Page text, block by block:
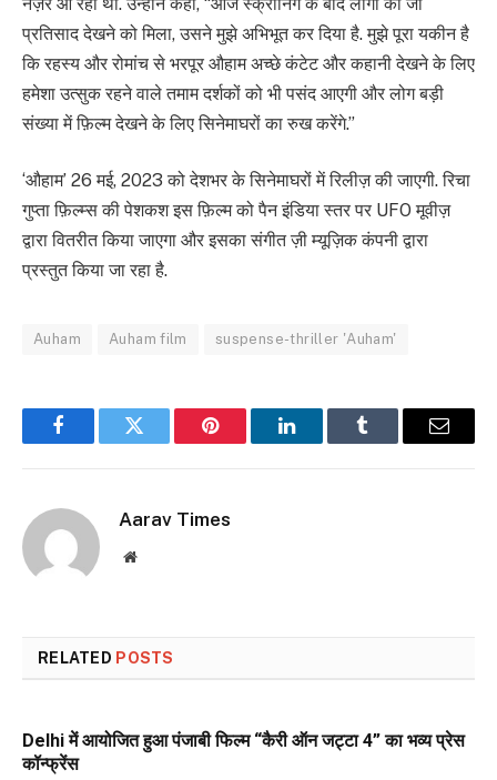
प्रतिसाद देखने‌ को मिला, उसने मुझे अभिभूत कर दिया है. मुझे पूरा यकीन है
कि रहस्य और रोमांच से भरपूर औहाम अच्छे कंटेट और कहानी देखने‌ के लिए
हमेशा उत्सुक रहने वाले तमाम दर्शकों को भी पसंद आएगी और लोग बड़ी
संख्या में फ़िल्म देखने के लिए सिनेमाघरों का रुख करेंगे.”
‘औहाम’ 26 मई, 2023 को देशभर के सिनेमाघरों में रिलीज़ की जाएगी. रिचा
गुप्ता फ़िल्म्स की पेशकश इस फ़िल्म को पैन इंडिया स्तर पर UFO मूवीज़
द्वारा वितरीत किया जाएगा और इसका संगीत ज़ी म्यूज़िक कंपनी द्वारा
प्रस्तुत किया जा रहा है.
Auham Auham film suspense-thriller 'Auham'
FacebookTwitter Pinterest LinkedInTumblr Email
Aarav Times
Website
RELATED POSTS
Delhi में आयोजित हुआ पंजाबी फिल्म “कैरी ऑन जट्टा 4” का भव्य प्रेस
कॉन्फ्रेंस